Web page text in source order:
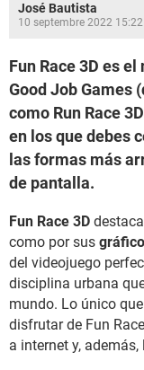
José Bautista
10 septembre 2022 15:22
Fun Race 3D es
Good Job Games
como Run Race
en los que debes
las formas más
de pantalla.
Fun Race 3D
como por sus
del videojuego
disciplina urbana
mundo. Lo único
disfrutar de Fun
a internet y,